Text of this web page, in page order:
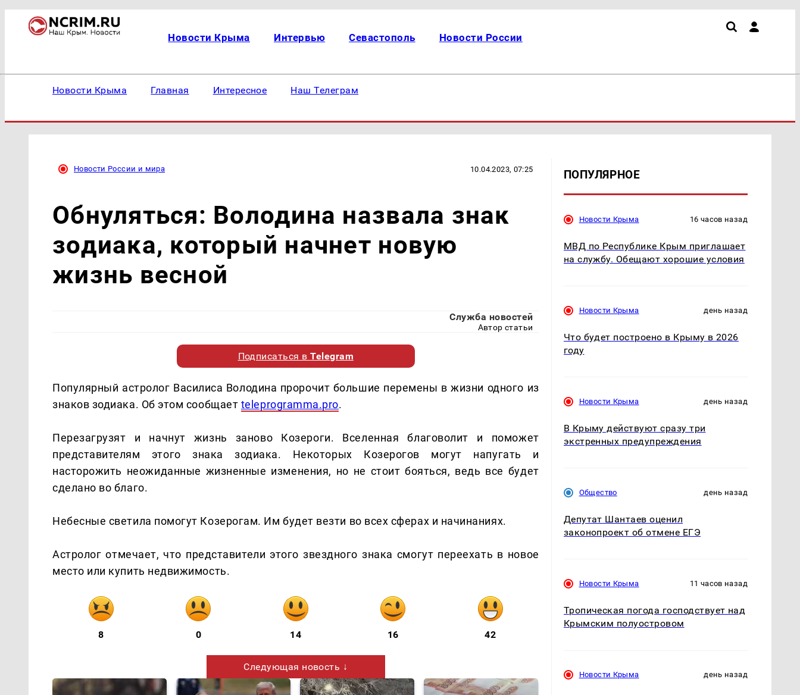
Новости Крыма Интервью Севастополь Новости России
Новости Крыма Главная Интересное Наш Телеграм
Новости России и мира 10.04.2023, 07:25
Обнуляться: Володина назвала знак
зодиака, который начнет новую
жизнь весной
Служба новостей
Автор статьи
Подписаться вTelegram
Популярный астролог Василиса Володина пророчит большие перемены в жизни одного из
знаков зодиака. Об этом сообщает teleprogramma.pro.
Перезагрузят и начнут жизнь заново Козероги. Вселенная благоволит и поможет
представителям этого знака зодиака. Некоторых Козерогов могут напугать и
насторожить неожиданные жизненные изменения, но не стоит бояться, ведь все будет
сделано во благо.
Небесные светила помогут Козерогам. Им будет везти во всех сферах и начинаниях.
Астролог отмечает, что представители этого звездного знака смогут переехать в новое
место или купить недвижимость.
8 0 14 16 42
Следующая новость ↓
ПОПУЛЯРНОЕ
Новости Крыма 16 часов назад
МВД по Республике Крым приглашает
на службу. Обещают хорошие условия
Новости Крыма день назад
Что будет построено в Крыму в 2026
году
Новости Крыма день назад
В Крыму действуют сразу три
экстренных предупреждения
Общество день назад
Депутат Шантаев оценил
законопроект об отмене ЕГЭ
Новости Крыма 11 часов назад
Тропическая погода господствует над
Крымским полуостровом
Новости Крыма день назад